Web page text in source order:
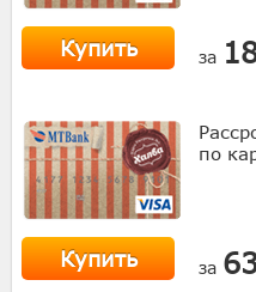
Купить за
по
Купить за